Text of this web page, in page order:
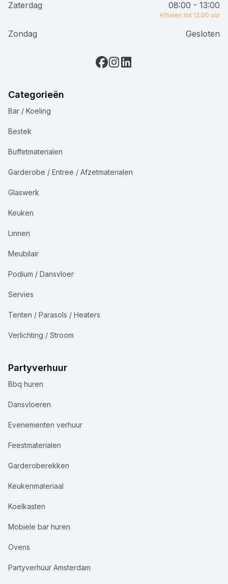
Zaterdag
08:00 - 13:00
Afhalen tot 12:00 uur
Zondag Gesloten
Categorieën
Bar / Koeling
Bestek
Buffetmaterialen
Garderobe / Entree / Afzetmaterialen
Glaswerk
Keuken
Linnen
Meubilair
Podium / Dansvloer
Servies
Tenten / Parasols / Heaters
Verlichting / Stroom
Partyverhuur
Bbq huren
Dansvloeren
Evenementen verhuur
Feestmaterialen
Garderoberekken
Keukenmateriaal
Koelkasten
Mobiele bar huren
Ovens
Partyverhuur Amsterdam